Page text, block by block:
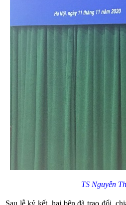
TS Nguyễn
Sau lễ ký kết, hai bên đã trao đổi,